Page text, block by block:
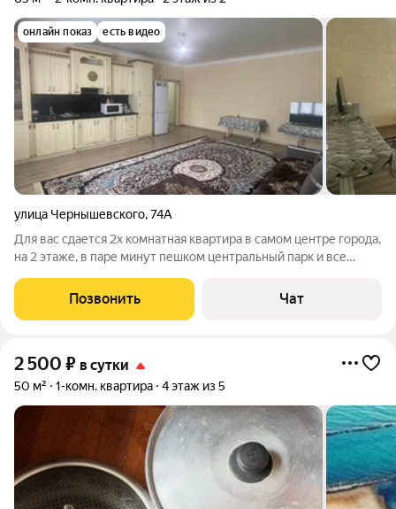
онлайн показ есть видео
улица Чернышевского,74А
Для вас сдается 2х комнатная квартира в самом центре города,
на 2 этаже, в паре минут пешком центральный парк и все
Холодильник, Микроволновка, Стиралка, Фен, Кондиционер,
Утюг с доской. Рядом(20
Позвонить Чат
2 500 ₽ в сутки
50 м² 1-комн. квартира 4 этаж из 5